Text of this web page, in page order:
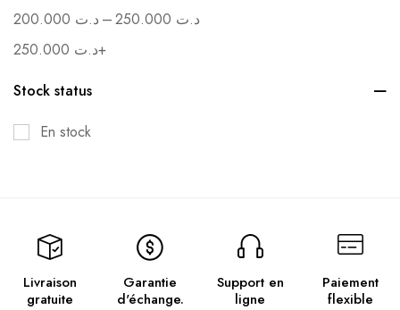
د.ت – د.ت
د.ت+
Stock status
En stock
Livraison
gratuite
Garantie
d'échange.
Support en
ligne
Paiement
flexible